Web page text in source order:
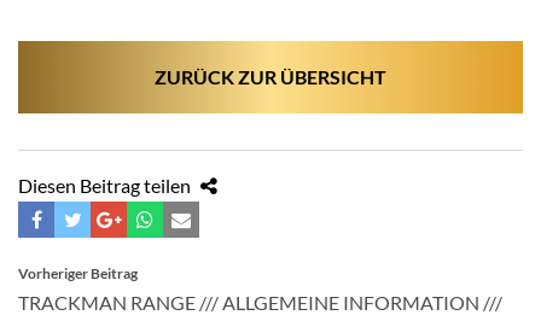
ZURÜCK ZUR ÜBERSICHT
Diesen Beitrag teilen
BEITRAGSNAVIGATION
Vorheriger Beitrag
TRACKMAN RANGE /// ALLGEMEINE INFORMATION ///